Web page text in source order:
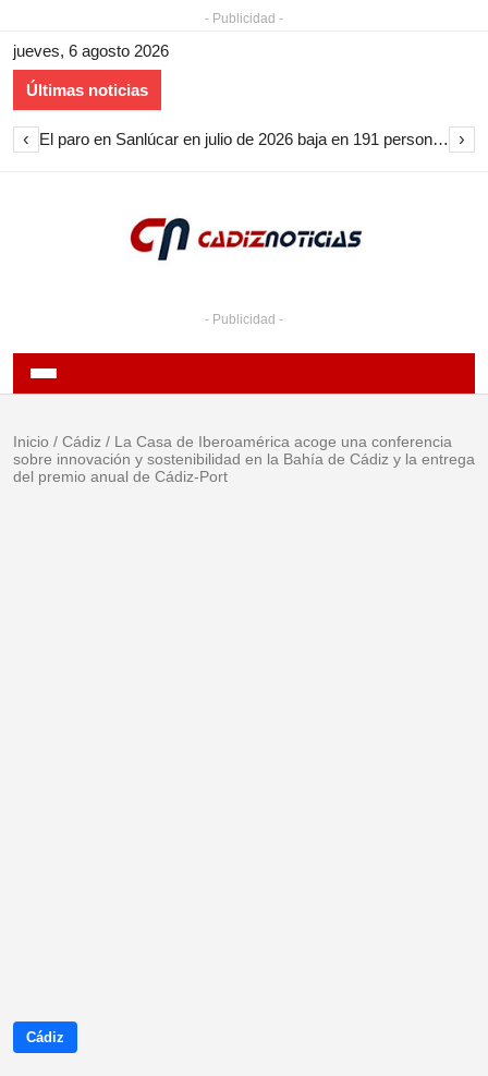
- Publicidad -
jueves, 6 agosto 2026
Últimas noticias
‹ El paro en Sanlúcar en julio de 2026 baja en 191 personas y encadena nueve meses de descenso ›
- Publicidad -
Inicio / Cádiz / La Casa de Iberoamérica acoge una conferencia
sobre innovación y sostenibilidad en la Bahía de Cádiz y la entrega
del premio anual de Cádiz-Port
Cádiz